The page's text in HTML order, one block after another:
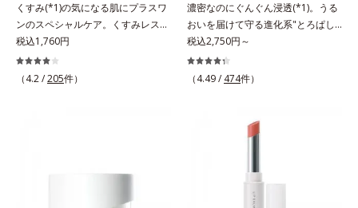
*10 メマツヨイグサ抽出液、スイ
カズラエキス配合＝角層のすみずみ
まで水分・油分を保ち、ハリ・ツヤ
を与える保湿成分*11 気持ちのこ
と
果汁、ノバラエキス配合＝うるおい
を与えハリと透明感に満ちた肌へ導
く保湿成分*11 メマツヨイグサ抽
出液、スイカズラエキス配合＝角層
のすみずみまで水分・油分を保ち、
「トラネキサム酸」を配合しまし
た。さらに、シリーズ共通の美容成
分(*7)「GLルートブースター(*9)」
を配合することで、肌のふっくら感
や透明感を叶えます。美白ケアしな
の生成を抑え、シミ・ソバカスを防
高SPF値、さらにスキンプロテクト
複合成分(*3)が、ブルーライト、紫
外線、大気中の微粒子汚れなどの外
的ダメージから肌表面をガードしま
す。【カバー効果】保湿性凹凸カバ
すい肌にうるおいを届けながら、光
拡散効果で乾燥小ジワや毛穴もカバ
脂選択テカリ防止成分(*5)テカリの
主成分を選択的に吸収し、うるおい
くすみ(*1)の気になる肌にプラスワ
ンのスペシャルケア。くすみレスの
輝くような素肌へ。肌表面の余分な
角層を落として、くすみ(*1)レスな
輝くような素肌へ整える(*2)スペシ
しく取り去ります。さらに注目した
税込1,760円
（4.2 /205件）
濃密なのにぐんぐん浸透(*1)。うる
おいを届けて守る進化系"とろぱし
ゃ"ローション。7000種を超える成
分から厳選し、「うるおいの質
(*1)」に着目した初期エイジングケ
ーチする初期エイジングケアシリー
ズです。「うるおいの質」に着目
に満ちた美しい肌へと導きます。ポ
ーラ・オルビスグループ独自の肌荒
税込2,750円～
（4.49 / 474件）